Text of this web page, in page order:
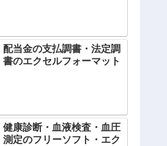
配当金の支払調書・法定調
書のエクセルフォーマット
健康診断・血液検査・血圧
測定のフリーソフト・エク